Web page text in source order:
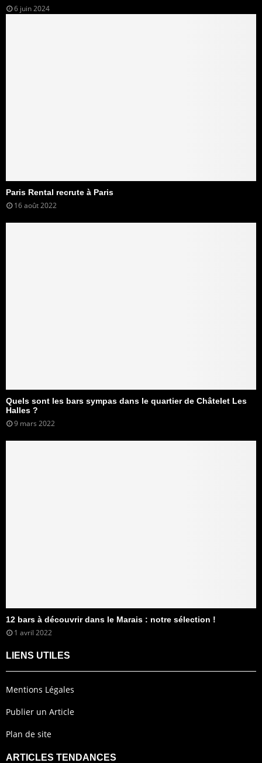
6 juin 2024
Paris Rental recrute à Paris
16 août 2022
Quels sont les bars sympas dans le quartier de Châtelet Les
Halles ?
9 mars 2022
12 bars à découvrir dans le Marais : notre sélection !
1 avril 2022
LIENS UTILES
Mentions Légales
Publier un Article
Plan de site
ARTICLES TENDANCES